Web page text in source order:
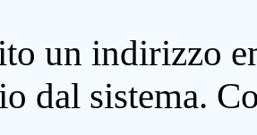
un indirizzo
dal sistema.